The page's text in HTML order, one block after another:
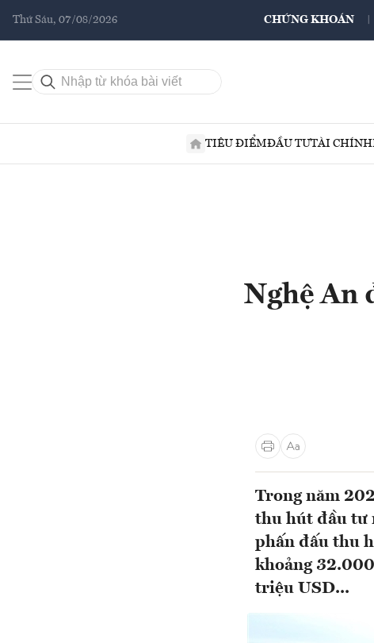
Thứ Sáu, 07/08/2026 CHỨNG KHOÁN
TIÊU ĐIỂMĐẦU TƯTÀI CHÍNH
Nghệ An
Trong năm
thu hút đầu tư
phấn đấu thu
khoảng
triệu USD...